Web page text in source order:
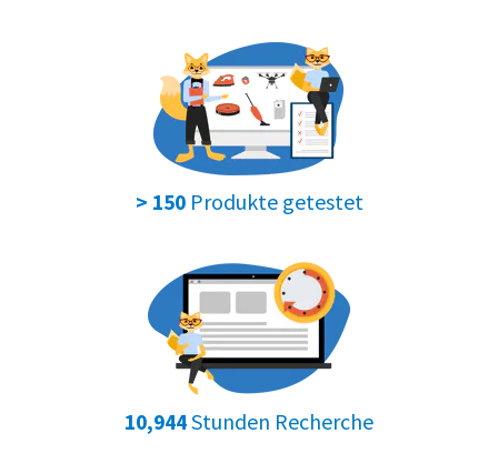
> 150Produkte getestet
10,944Stunden Recherche